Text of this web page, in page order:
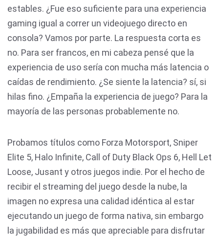
estables. ¿Fue eso suficiente para una experiencia
gaming igual a correr un videojuego directo en
consola? Vamos por parte. La respuesta corta es
no. Para ser francos, en mi cabeza pensé que la
experiencia de uso sería con mucha más latencia o
caídas de rendimiento. ¿Se siente la latencia? sí, si
hilas fino. ¿Empaña la experiencia de juego? Para la
mayoría de las personas probablemente no.
Probamos títulos como Forza Motorsport, Sniper
Elite 5, Halo Infinite, Call of Duty Black Ops 6, Hell Let
Loose, Jusant y otros juegos indie. Por el hecho de
recibir el streaming del juego desde la nube, la
imagen no expresa una calidad idéntica al estar
ejecutando un juego de forma nativa, sin embargo
la jugabilidad es más que apreciable para disfrutar